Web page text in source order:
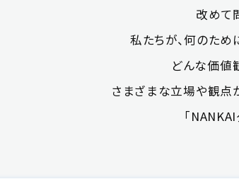
改めて
私たちが、何のため
どんな価値
さまざまな立場や観点
「